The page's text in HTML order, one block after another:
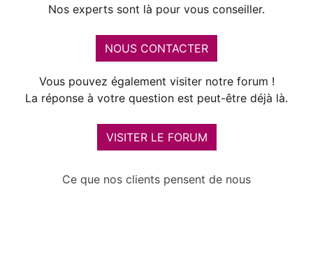
Nos experts sont là pour vous conseiller.
NOUS CONTACTER
Vous pouvez également visiter notre forum !
La réponse à votre question est peut-être déjà là.
VISITER LE FORUM
Ce que nos clients pensent de nous